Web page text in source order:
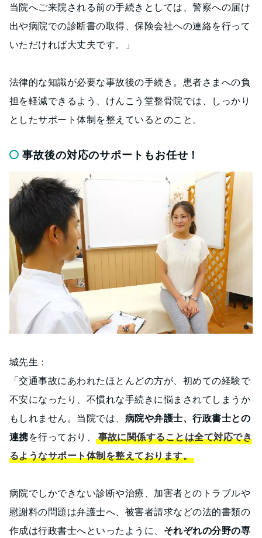
当院へご来院される前の手続きとしては、警察への届け
出や病院での診断書の取得、保険会社への連絡を行って
いただければ大丈夫です。」
法律的な知識が必要な事故後の手続き。患者さまへの負
担を軽減できるよう、けんこう堂整骨院では、しっかり
としたサポート体制を整えているとのこと。
事故後の対応のサポートもお任せ！
城先生：
「交通事故にあわれたほとんどの方が、初めての経験で
不安になったり、不慣れな手続きに悩まされてしまうか
もしれません。当院では、 病院や弁護士、行政書士との
連携を行っており、事故に関係することは全て対応でき
るようなサポート体制を整えております。
病院でしかできない診断や治療、加害者とのトラブルや
慰謝料の問題は弁護士へ、被害者請求などの法的書類の
作成は行政書士へといったように、 それぞれの分野の専